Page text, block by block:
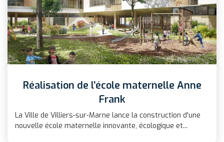
Réalisation de l’école maternelle Anne
Frank
La Ville de Villiers-sur-Marne lance la construction d'une
nouvelle école maternelle innovante, écologique et...